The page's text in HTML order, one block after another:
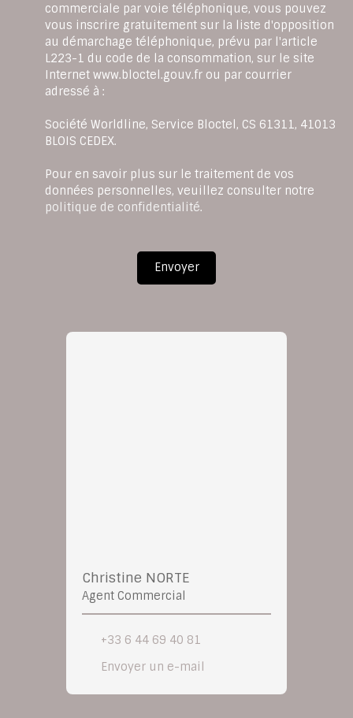
commerciale par voie téléphonique, vous pouvez
vous inscrire gratuitement sur la liste d'opposition
au démarchage téléphonique, prévu par l'article
L223-1 du code de la consommation, sur le site
Internet www.bloctel.gouv.fr ou par courrier
adressé à :
Société Worldline, Service Bloctel, CS 61311, 41013
BLOIS CEDEX.
Pour en savoir plus sur le traitement de vos
données personnelles, veuillez consulter notre
politique de confidentialité.
Envoyer
Christine NORTE
Agent Commercial
+33 6 44 69 40 81
Envoyer un e-mail